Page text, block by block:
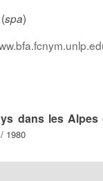
spa)
dans les
/ 1980